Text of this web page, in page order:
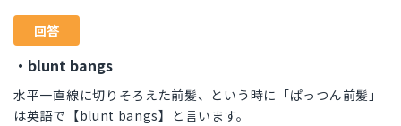
回答
・blunt bangs
水平一直線に切りそろえた前髪、という時に「ぱっつん前髪」
は英語で【blunt bangs】と言います。